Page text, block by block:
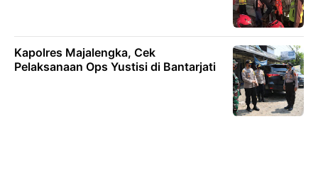
Kapolres Majalengka, Cek
Pelaksanaan Ops Yustisi di Bantarjati